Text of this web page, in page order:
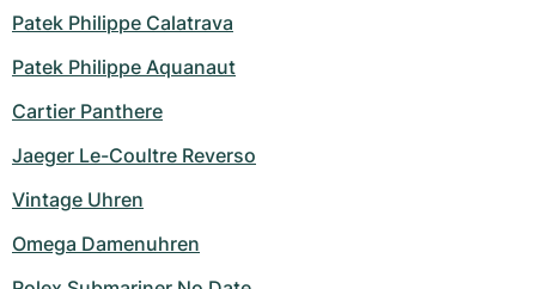
Patek Philippe Calatrava
Patek Philippe Aquanaut
Cartier Panthere
Jaeger Le-Coultre Reverso
Vintage Uhren
Omega Damenuhren